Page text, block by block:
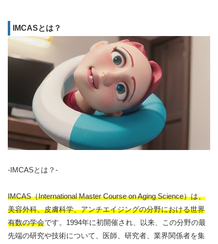
IMCASとは？
-IMCASとは？-
IMCAS（International Master Course on Aging Science）は、
美容外科、皮膚科学、アンチエイジングの分野における世界
有数の学会です。1994年に初開催され、以来、この分野の最
先端の研究や技術について、医師、研究者、業界関係者を集